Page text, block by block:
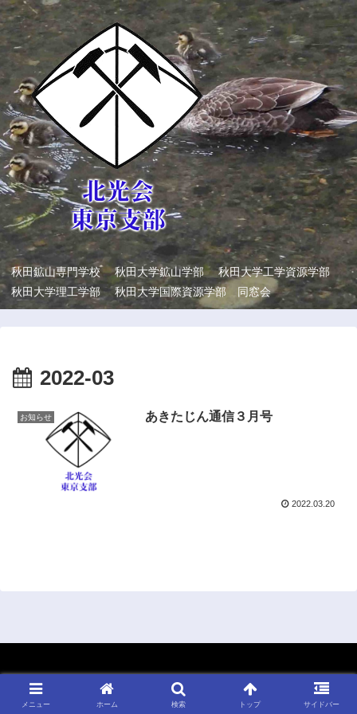
秋田鉱山専門学校 秋田大学鉱山学部 秋田大学工学資源学部
秋田大学理工学部 秋田大学国際資源学部 同窓会
2022-03
お知らせ あきたじん通信３月号
2022.03.20
Copyright © 2018-2026 北光会 東京支部 All Rights Reserved.
メニュー ホーム 検索 トップ サイドバー